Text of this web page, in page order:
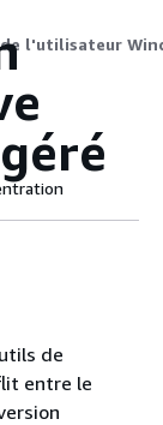
de l'utilisateur
de
entre le